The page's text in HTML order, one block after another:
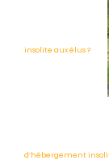
insolite aux élus ?
d’hébergement